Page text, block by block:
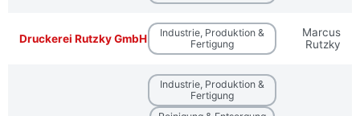
Druckerei Rutzky GmbH
Industrie, Produktion &
Fertigung
Marcus
Rutzky
Industrie, Produktion &
Fertigung